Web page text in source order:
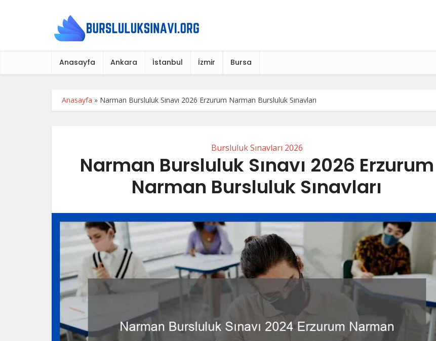
Anasayfa Ankara İstanbul İzmir Bursa
Anasayfa » Narman Bursluluk Sınavı 2026 Erzurum Narman Bursluluk Sınavları
Bursluluk Sınavları 2026
Narman Bursluluk Sınavı 2026 Erzurum
Narman Bursluluk Sınavları